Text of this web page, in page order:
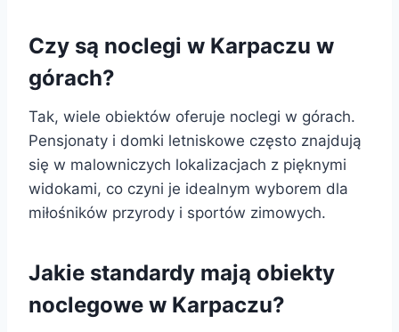
Czy są noclegi w Karpaczu w
górach?
Tak, wiele obiektów oferuje noclegi w górach.
Pensjonaty i domki letniskowe często znajdują
się w malowniczych lokalizacjach z pięknymi
widokami, co czyni je idealnym wyborem dla
miłośników przyrody i sportów zimowych.
Jakie standardy mają obiekty
noclegowe w Karpaczu?